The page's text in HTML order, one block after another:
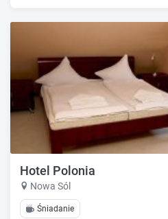
Hotel Polonia
Nowa Sól
Śniadanie